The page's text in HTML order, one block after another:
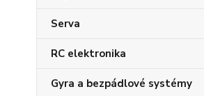
Serva
RC elektronika
Gyra a bezpádlové systémy